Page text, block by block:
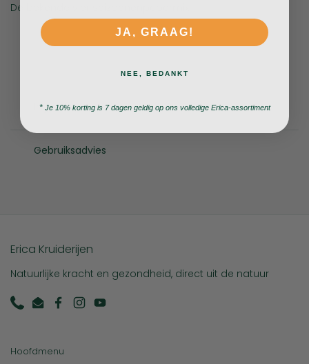
De bekende vier seizoenenpepermix.
Ingrediënten
Gebruiksadvies
Erica Kruiderijen
Natuurlijke kracht en gezondheid, direct uit de natuur
PhoneEmailFacebook
Instagram
YouTube
Hoofdmenu
JA, GRAAG!
NEE, BEDANKT
* Je 10% korting is 7 dagen geldig op ons volledige Erica-assortiment